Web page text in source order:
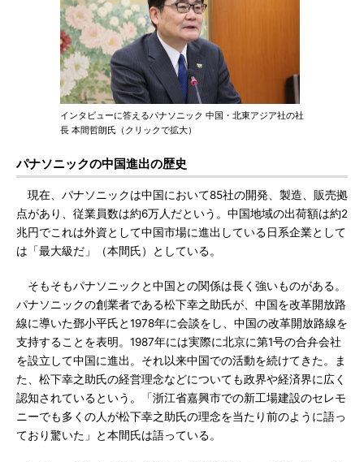
インタビューに答えるパナソニック 中国・北東アジア社の社
長 本間哲朗氏（クリックで拡大）
パナソニックの中国進出の歴史
現在、パナソニックは中国において85社の開発、製造、販売拠
点があり、従業員数は約6万人だという。中国地域の出荷額は約2
兆円でこれは外資として中国市場に進出している日系企業として
は「最大級だ」（本間氏）としている。
そもそもパナソニックと中国との関係は長く強いものがある。
パナソニックの創業者である松下幸之助氏が、中国を改革開放路
線に導いた鄧小平氏と1978年に会談をし、中国の改革開放路線を
支持することを表明。1987年には実際に北京に第1号の合弁会社
を設立して中国に進出。それ以来中国での活動を続けてきた。ま
た、松下幸之助氏の経営理念などについても政界や経済界に広く
認知されているという。「浙江省嘉興市での新工場建設のセレモ
ニーでも多くの人が松下幸之助氏の理念を当たり前のように語っ
ており驚いた」と本間氏は語っている。